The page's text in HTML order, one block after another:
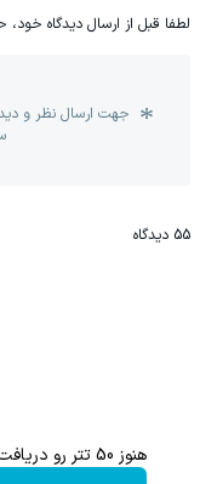
لطفا قبل از ارسال دیدگاه خود،
جهت ارسال نظر و
55 دیدگاه
هنوز 50 تتر رو دریافت نکردی؟ | رایگان ثبت نام کن و رایگان شروع کن!